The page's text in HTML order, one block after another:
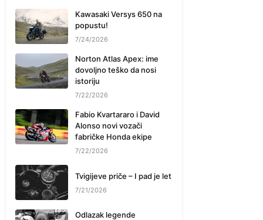
Kawasaki Versys 650 na
popustu!
7/24/2026
Norton Atlas Apex: ime
dovoljno teško da nosi
istoriju
7/22/2026
Fabio Kvartararo i David
Alonso novi vozači
fabričke Honda ekipe
7/22/2026
Tvigijeve priče – I pad je let
7/21/2026
Odlazak legende